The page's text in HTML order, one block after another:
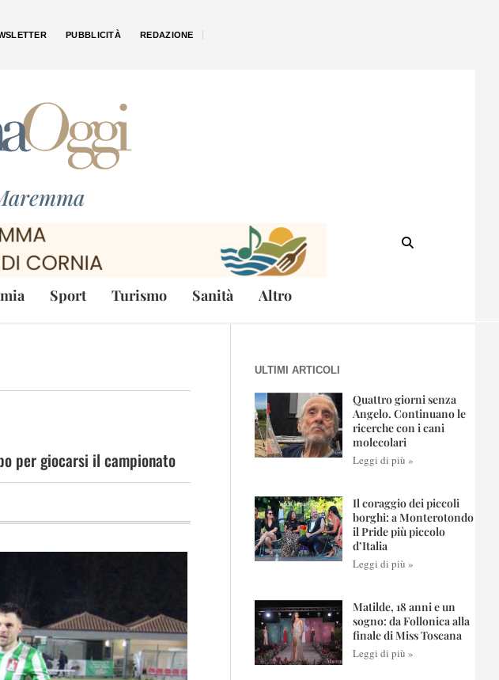
PUBBLICITÀ REDAZIONE
Sport Turismo Sanità Altro
per giocarsi il campionato
ULTIMI ARTICOLI
Quattro giorni senza
Angelo. Continuano le
ricerche con i cani
molecolari
Leggi di più »
Il coraggio dei piccoli
borghi: a Monterotondo
il Pride più piccolo
d’Italia
Leggi di più »
Matilde, 18 anni e un
sogno: da Follonica alla
finale di Miss Toscana
Leggi di più »